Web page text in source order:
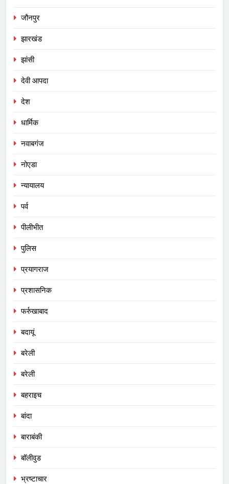
जौनपुर
झारखंड
झांसी
देवी आपदा
देश
धार्मिक
नवाबगंज
नोएडा
न्यायालय
पर्व
पीलीभीत
पुलिस
प्रयागराज
प्रशासनिक
फर्रुखाबाद
बदायूं
बरेली
बरेली
बहराइच
बांदा
बाराबंकी
बॉलीवुड
भ्रष्टाचार